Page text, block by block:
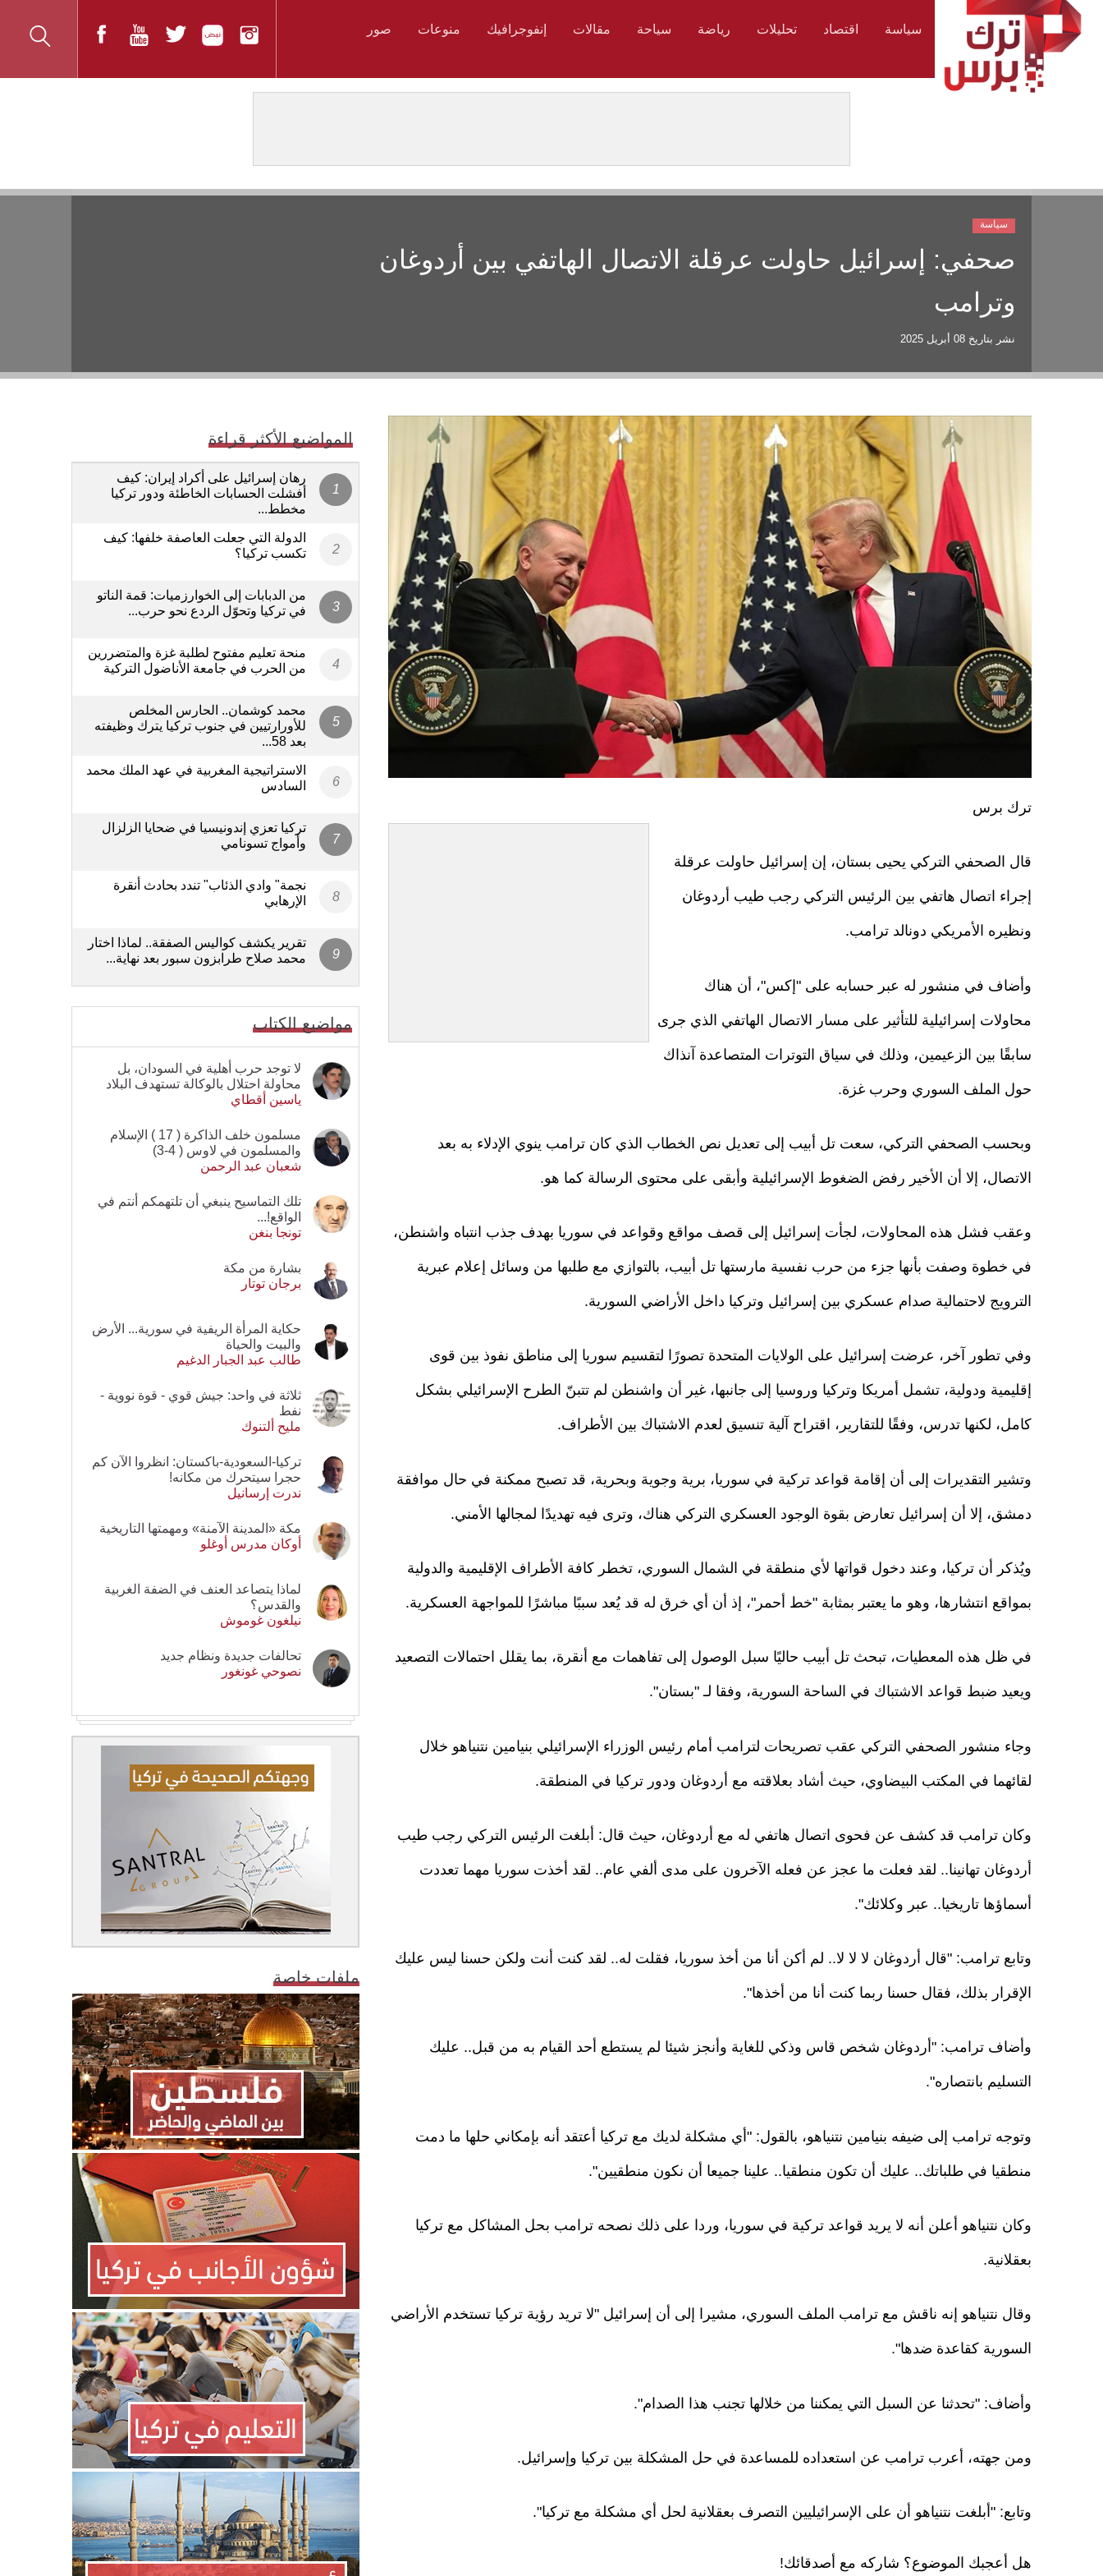
سياسة اقتصاد تحليلات رياضة سياحة مقالات إنفوجرافيك منوعات صور
صحفي: إسرائيل حاولت عرقلة الاتصال الهاتفي بين أردوغان
وترامب
نشر بتاريخ 08 أبريل 2025
سياسة
ترك برس
قال الصحفي التركي يحيى بستان، إن إسرائيل حاولت عرقلة
إجراء اتصال هاتفي بين الرئيس التركي رجب طيب أردوغان
ونظيره الأمريكي دونالد ترامب.
وأضاف في منشور له عبر حسابه على "إكس"، أن هناك
محاولات إسرائيلية للتأثير على مسار الاتصال الهاتفي الذي جرى
سابقًا بين الزعيمين، وذلك في سياق التوترات المتصاعدة آنذاك
حول الملف السوري وحرب غزة.
وبحسب الصحفي التركي، سعت تل أبيب إلى تعديل نص الخطاب الذي كان ترامب ينوي الإدلاء به بعد
الاتصال، إلا أن الأخير رفض الضغوط الإسرائيلية وأبقى على محتوى الرسالة كما هو.
وعقب فشل هذه المحاولات، لجأت إسرائيل إلى قصف مواقع وقواعد في سوريا بهدف جذب انتباه واشنطن،
في خطوة وصفت بأنها جزء من حرب نفسية مارستها تل أبيب، بالتوازي مع طلبها من وسائل إعلام عبرية
الترويج لاحتمالية صدام عسكري بين إسرائيل وتركيا داخل الأراضي السورية.
وفي تطور آخر، عرضت إسرائيل على الولايات المتحدة تصورًا لتقسيم سوريا إلى مناطق نفوذ بين قوى
إقليمية ودولية، تشمل أمريكا وتركيا وروسيا إلى جانبها، غير أن واشنطن لم تتبنّ الطرح الإسرائيلي بشكل
كامل، لكنها تدرس، وفقًا للتقارير، اقتراح آلية تنسيق لعدم الاشتباك بين الأطراف.
وتشير التقديرات إلى أن إقامة قواعد تركية في سوريا، برية وجوية وبحرية، قد تصبح ممكنة في حال موافقة
دمشق، إلا أن إسرائيل تعارض بقوة الوجود العسكري التركي هناك، وترى فيه تهديدًا لمجالها الأمني.
ويُذكر أن تركيا، وعند دخول قواتها لأي منطقة في الشمال السوري، تخطر كافة الأطراف الإقليمية والدولية
بمواقع انتشارها، وهو ما يعتبر بمثابة "خط أحمر"، إذ أن أي خرق له قد يُعد سببًا مباشرًا للمواجهة العسكرية.
في ظل هذه المعطيات، تبحث تل أبيب حاليًا سبل الوصول إلى تفاهمات مع أنقرة، بما يقلل احتمالات التصعيد
ويعيد ضبط قواعد الاشتباك في الساحة السورية، وفقا لـ "بستان".
وجاء منشور الصحفي التركي عقب تصريحات لترامب أمام رئيس الوزراء الإسرائيلي بنيامين نتنياهو خلال
لقائهما في المكتب البيضاوي، حيث أشاد بعلاقته مع أردوغان ودور تركيا في المنطقة.
وكان ترامب قد كشف عن فحوى اتصال هاتفي له مع أردوغان، حيث قال: أبلغت الرئيس التركي رجب طيب
أردوغان تهانينا.. لقد فعلت ما عجز عن فعله الآخرون على مدى ألفي عام.. لقد أخذت سوريا مهما تعددت
أسماؤها تاريخيا.. عبر وكلائك".
وتابع ترامب: "قال أردوغان لا لا لا.. لم أكن أنا من أخذ سوريا، فقلت له.. لقد كنت أنت ولكن حسنا ليس عليك
الإقرار بذلك، فقال حسنا ربما كنت أنا من أخذها".
وأضاف ترامب: "أردوغان شخص قاس وذكي للغاية وأنجز شيئا لم يستطع أحد القيام به من قبل.. عليك
التسليم بانتصاره".
وتوجه ترامب إلى ضيفه بنيامين نتنياهو، بالقول: "أي مشكلة لديك مع تركيا أعتقد أنه بإمكاني حلها ما دمت
منطقيا في طلباتك.. عليك أن تكون منطقيا.. علينا جميعا أن نكون منطقيين".
وكان نتنياهو أعلن أنه لا يريد قواعد تركية في سوريا، وردا على ذلك نصحه ترامب بحل المشاكل مع تركيا
بعقلانية.
وقال نتنياهو إنه ناقش مع ترامب الملف السوري، مشيرا إلى أن إسرائيل "لا تريد رؤية تركيا تستخدم الأراضي
السورية كقاعدة ضدها".
وأضاف: "تحدثنا عن السبل التي يمكننا من خلالها تجنب هذا الصدام".
ومن جهته، أعرب ترامب عن استعداده للمساعدة في حل المشكلة بين تركيا وإسرائيل.
وتابع: "أبلغت نتنياهو أن على الإسرائيليين التصرف بعقلانية لحل أي مشكلة مع تركيا".
هل أعجبك الموضوع؟ شاركه مع أصدقائك!
المواضيع الأكثر قراءة
رهان إسرائيل على أكراد إيران: كيف
أفشلت الحسابات الخاطئة ودور تركيا
مخطط...
الدولة التي جعلت العاصفة خلفها: كيف
تكسب تركيا؟
من الدبابات إلى الخوارزميات: قمة الناتو
في تركيا وتحوّل الردع نحو حرب...
منحة تعليم مفتوح لطلبة غزة والمتضررين
من الحرب في جامعة الأناضول التركية
محمد كوشمان.. الحارس المخلص
للأورارتيين في جنوب تركيا يترك وظيفته
بعد 58...
الاستراتيجية المغربية في عهد الملك محمد
السادس
تركيا تعزي إندونيسيا في ضحايا الزلزال
وأمواج تسونامي
نجمة" وادي الذئاب" تندد بحادث أنقرة
الإرهابي
تقرير يكشف كواليس الصفقة.. لماذا اختار
محمد صلاح طرابزون سبور بعد نهاية...
مواضيع الكتاب
لا توجد حرب أهلية في السودان، بل
محاولة احتلال بالوكالة تستهدف البلاد
ياسين أقطاي
مسلمون خلف الذاكرة ( 17 ) الإسلام
والمسلمون في لاوس ( 4-3)
شعبان عبد الرحمن
تلك التماسيح ينبغي أن تلتهمكم أنتم في
الواقع!...
تونجا بنغن
بشارة من مكة
برجان توتار
حكاية المرأة الريفية في سورية... الأرض
والبيت والحياة
طالب عبد الجبار الدغيم
ثلاثة في واحد: جيش قوي - قوة نووية -
نفط
مليح ألتنوك
تركيا-السعودية-باكستان: انظروا الآن كم
حجرا سيتحرك من مكانه!
ندرت إرسانيل
مكة «المدينة الآمنة» ومهمتها التاريخية
أوكان مدرس أوغلو
لماذا يتصاعد العنف في الضفة الغربية
والقدس؟
نيلغون غوموش
تحالفات جديدة ونظام جديد
نصوحي غونغور
ملفات خاصة